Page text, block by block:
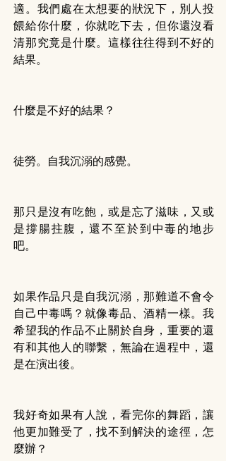
適。我們處在太想要的狀況下，別人投
餵給你什麼，你就吃下去，但你還沒看
清那究竟是什麼。這樣往往得到不好的
結果。
什麼是不好的結果？
徒勞。自我沉溺的感覺。
那只是沒有吃飽，或是忘了滋味，又或
是撐腸拄腹，還不至於到中毒的地步
吧。
如果作品只是自我沉溺，那難道不會令
自己中毒嗎？就像毒品、酒精一樣。我
希望我的作品不止關於自身，重要的還
有和其他人的聯繫，無論在過程中，還
是在演出後。
我好奇如果有人說，看完你的舞蹈，讓
他更加難受了，找不到解決的途徑，怎
麼辦？